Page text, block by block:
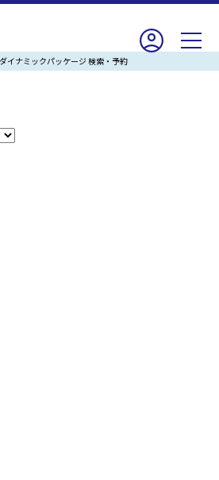
イナミックパッケージ 検索・予約